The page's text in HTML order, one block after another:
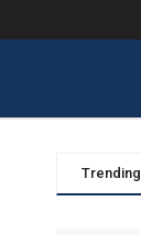
Trending